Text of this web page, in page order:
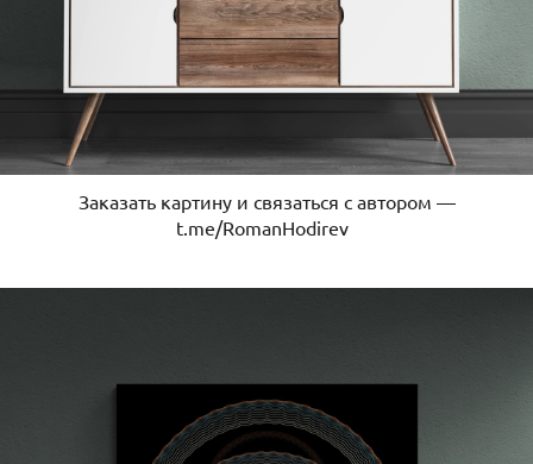
Заказать картину и связаться с автором —
t.me/RomanHodirev